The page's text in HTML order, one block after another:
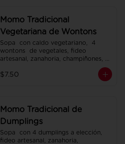
Momo Tradicional
Vegetariana de Wontons
Sopa  con caldo vegetariano,  4
wontons  de vegetales, fideo
artesanal, zanahoria, champiñones,
$7.50
Momo Tradicional de
Dumplings
Sopa  con 4 dumplings a elección,
fideo artesanal, zanahoria,